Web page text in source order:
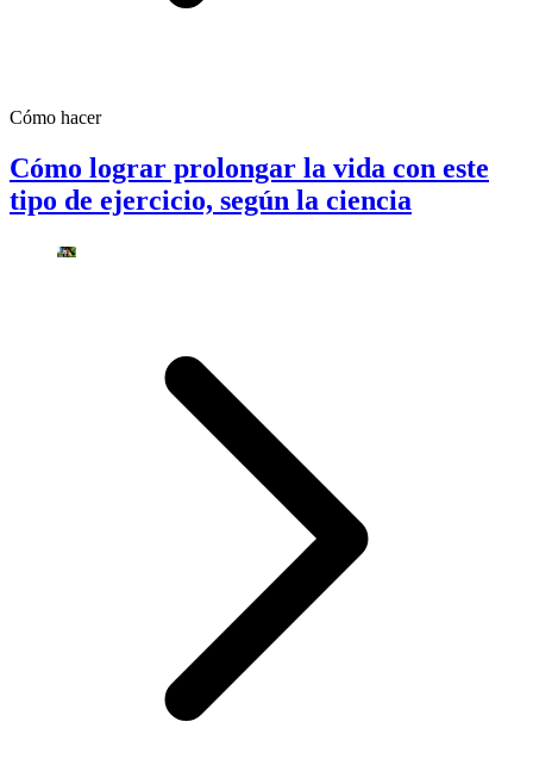
Cómo hacer
Cómo lograr prolongar la vida con este
tipo de ejercicio, según la ciencia